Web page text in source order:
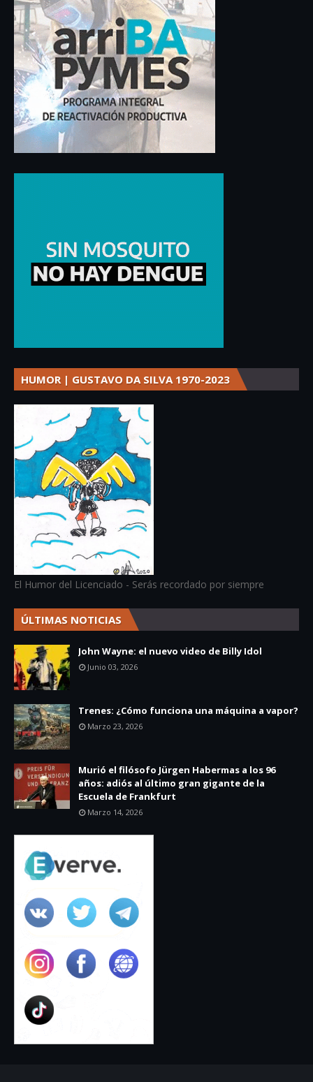
HUMOR | GUSTAVO DA SILVA 1970-2023
El Humor del Licenciado - Serás recordado por siempre
ÚLTIMAS NOTICIAS
John Wayne: el nuevo video de Billy Idol
Junio 03, 2026
Trenes: ¿Cómo funciona una máquina a vapor?
Marzo 23, 2026
Murió el filósofo Jürgen Habermas a los 96
años: adiós al último gran gigante de la
Escuela de Frankfurt
Marzo 14, 2026